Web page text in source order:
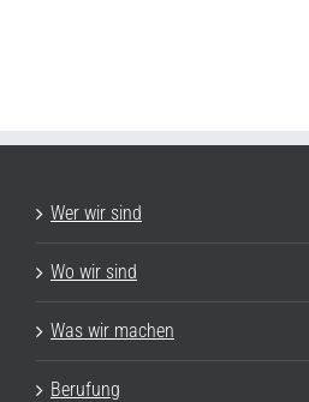
Wer wir sind
Wo wir sind
Was wir machen
Berufung